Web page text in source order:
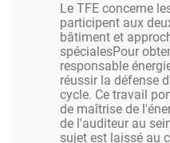
Le TFE concerne
participent aux
bâtiment et
spécialesPour
responsable
réussir la défense
cycle. Ce travail
de maîtrise de
de l'auditeur au
sujet est laissé au